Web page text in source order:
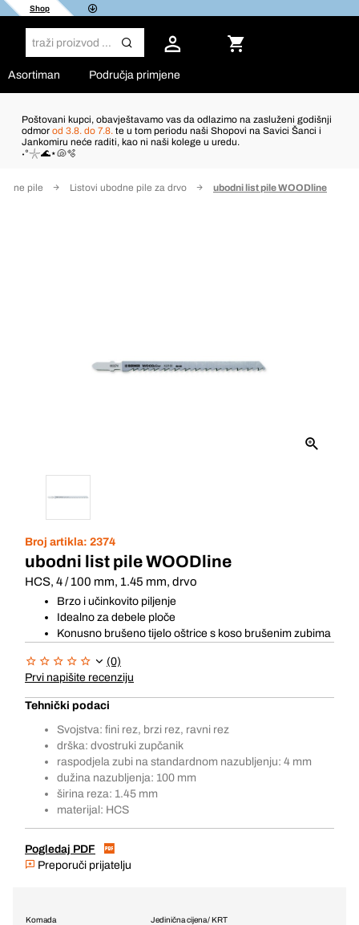
Shop
Asortiman Područja primjene
Poštovani kupci, obavještavamo vas da odlazimo na zasluženi godišnji
odmor od 3.8. do 7.8. te u tom periodu naši Shopovi na Savici Šanci i
Jankomiru neće raditi, kao ni naši kolege u uredu.
˖°𓇼🌊⋆🐚🫧
pile Listovi ubodne pile za drvo ubodni list pile WOODline
Broj artikla: 2374
ubodni list pile WOODline
HCS, 4 / 100 mm, 1.45 mm, drvo
Brzo i učinkovito piljenje
Idealno za debele ploče
Konusno brušeno tijelo oštrice s koso brušenim zubima
(0)
Prvi napišite recenziju
Tehnički podaci
Svojstva: fini rez, brzi rez, ravni rez
drška: dvostruki zupčanik
raspodjela zubi na standardnom nazubljenju: 4 mm
dužina nazubljenja: 100 mm
širina reza: 1.45 mm
materijal: HCS
Pogledaj PDF
Preporuči prijatelju
Jedinična cijena / KRT
Komada